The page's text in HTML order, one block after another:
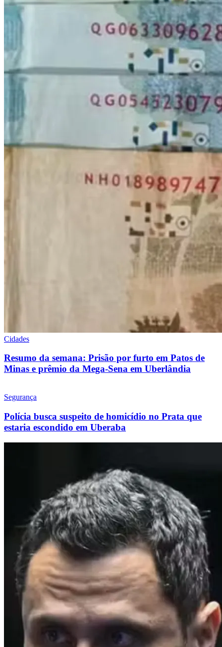
Cidades
Resumo da semana: Prisão por furto em Patos de
Minas e prêmio da Mega-Sena em Uberlândia
Segurança
Polícia busca suspeito de homicídio no Prata que
estaria escondido em Uberaba